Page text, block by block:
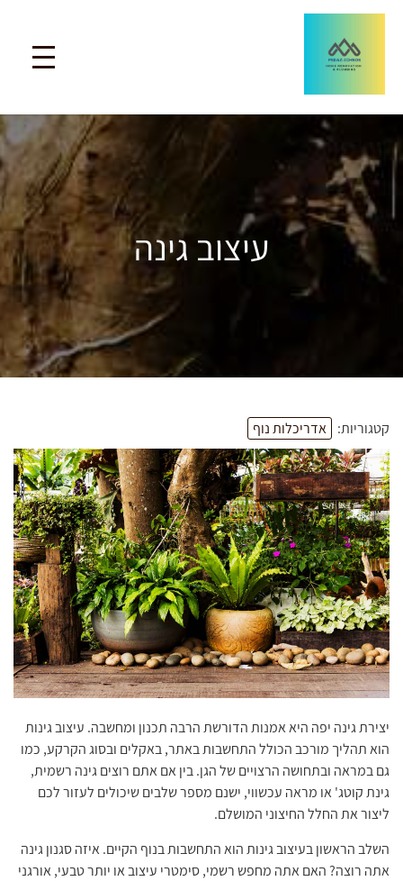
עיצוב גינה
קטגוריות: אדריכלות נוף
יצירת גינה יפה היא אמנות הדורשת הרבה תכנון ומחשבה. עיצוב גינות
הוא תהליך מורכב הכולל התחשבות באתר, באקלים ובסוג הקרקע, כמו
גם במראה ובתחושה הרצויים של הגן. בין אם אתם רוצים גינה רשמית,
גינת קוטג' או מראה עכשווי, ישנם מספר שלבים שיכולים לעזור לכם
ליצור את החלל החיצוני המושלם.
השלב הראשון בעיצוב גינות הוא התחשבות בנוף הקיים. איזה סגנון גינה
אתה רוצה? האם אתה מחפש רשמי, סימטרי עיצוב או יותר טבעי, אורגני